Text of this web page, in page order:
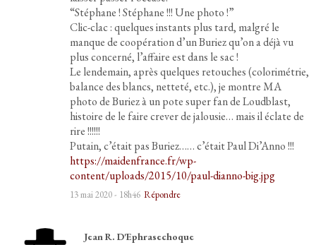
“Stéphane ! Stéphane !!! Une photo !”
Clic-clac : quelques instants plus tard, malgré le
manque de coopération d’un Buriez qu’on a déjà vu
plus concerné, l’affaire est dans le sac !
Le lendemain, après quelques retouches (colorimétrie,
balance des blancs, netteté, etc.), je montre MA
photo de Buriez à un pote super fan de Loudblast,
histoire de le faire crever de jalousie… mais il éclate de
rire !!!!!!
Putain, c’était pas Buriez…… c’était Paul Di’Anno !!!
https://maidenfrance.fr/wp-
content/uploads/2015/10/paul-dianno-big.jpg
13 mai 2020 - 18h46 Répondre
Jean R. D'Ephrasechoque